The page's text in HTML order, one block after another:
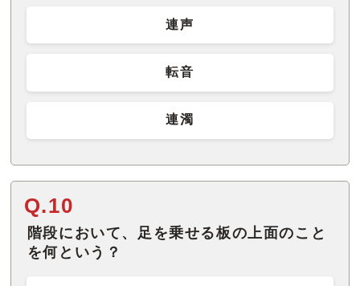
連声
転音
連濁
Q.10
階段において、足を乗せる板の上面のこと
を何という？